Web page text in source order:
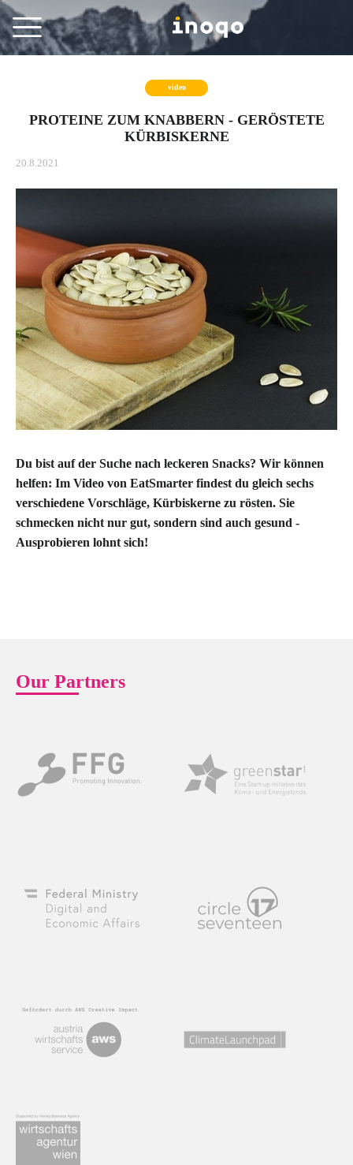
video
PROTEINE ZUM KNABBERN - GERÖSTETE
KÜRBISKERNE
20.8.2021
Du bist auf der Suche nach leckeren Snacks? Wir können
helfen: Im Video von EatSmarter findest du gleich sechs
verschiedene Vorschläge, Kürbiskerne zu rösten. Sie
schmecken nicht nur gut, sondern sind auch gesund -
Ausprobieren lohnt sich!
Our Partners